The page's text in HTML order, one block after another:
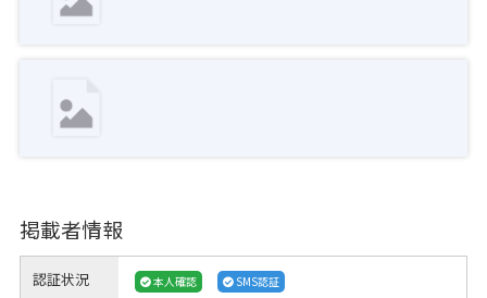
掲載者情報
認証状況 本人確認
SMS認証